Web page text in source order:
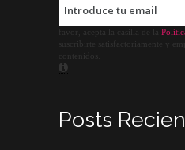
favor, acepta la casilla de la
suscribirte satisfactoriamente y
contenidos.
Posts